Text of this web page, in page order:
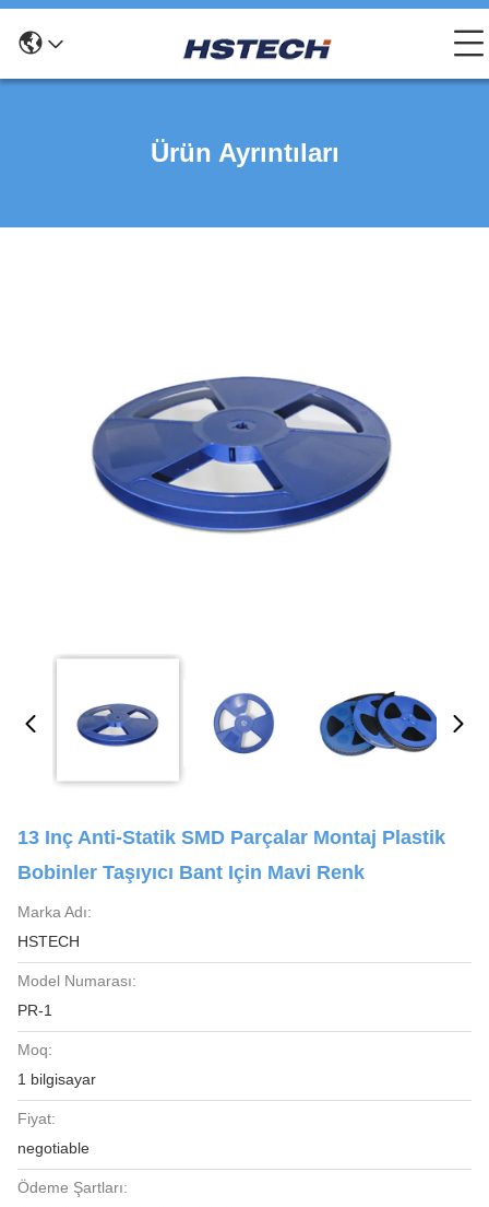
Ürün Ayrıntıları
13 Inç Anti-Statik SMD Parçalar Montaj Plastik
Bobinler Taşıyıcı Bant Için Mavi Renk
Marka Adı:
HSTECH
Model Numarası:
PR-1
Moq:
1 bilgisayar
Fiyat:
negotiable
Ödeme Şartları: